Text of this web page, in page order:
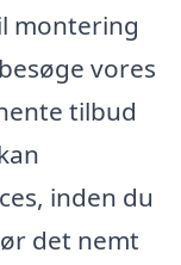
montering
vores
tilbud
inden du
det nemt